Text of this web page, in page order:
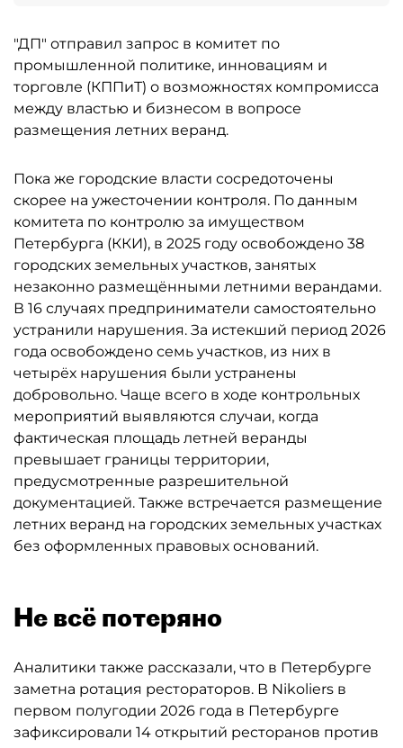
"ДП" отправил запрос в комитет по
промышленной политике, инновациям и
торговле (КППиТ) о возможностях компромисса
между властью и бизнесом в вопросе
размещения летних веранд.
Пока же городские власти сосредоточены
скорее на ужесточении контроля. По данным
комитета по контролю за имуществом
Петербурга (ККИ), в 2025 году освобождено 38
городских земельных участков, занятых
незаконно размещёнными летними верандами.
В 16 случаях предприниматели самостоятельно
устранили нарушения. За истекший период 2026
года освобождено семь участков, из них в
четырёх нарушения были устранены
добровольно. Чаще всего в ходе контрольных
мероприятий выявляются случаи, когда
фактическая площадь летней веранды
превышает границы территории,
предусмотренные разрешительной
документацией. Также встречается размещение
летних веранд на городских земельных участках
без оформленных правовых оснований.
Не всё потеряно
Аналитики также рассказали, что в Петербурге
заметна ротация рестораторов. В Nikoliers в
первом полугодии 2026 года в Петербурге
зафиксировали 14 открытий ресторанов против